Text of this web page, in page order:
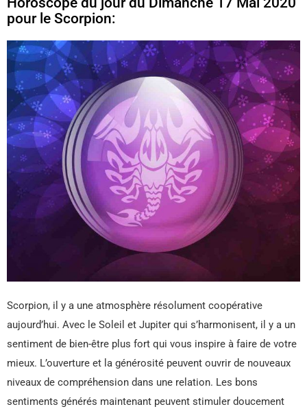
pour le Scorpion:
Scorpion, il y a une atmosphère résolument coopérative
aujourd’hui. Avec le Soleil et Jupiter qui s’harmonisent, il y a un
sentiment de bien-être plus fort qui vous inspire à faire de votre
mieux. L’ouverture et la générosité peuvent ouvrir de nouveaux
niveaux de compréhension dans une relation. Les bons
sentiments générés maintenant peuvent stimuler doucement